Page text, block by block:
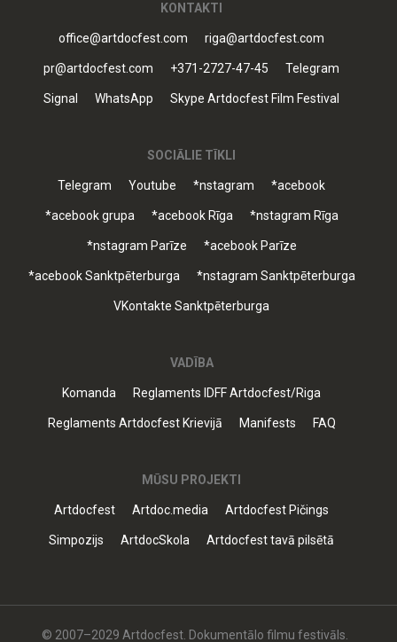
KONTAKTI
office@artdocfest.com riga@artdocfest.com
pr@artdocfest.com +371-2727-47-45 Telegram
Signal WhatsApp Skype Artdocfest Film Festival
SOCIĀLIE TĪKLI
Telegram Youtube *nstagram *acebook
*acebook grupa *acebook Rīga *nstagram Rīga
*nstagram Parīze *acebook Parīze
*acebook Sanktpēterburga *nstagram Sanktpēterburga
VKontakte Sanktpēterburga
VADĪBA
Komanda Reglaments IDFF Artdocfest/Riga
Reglaments Artdocfest Krievijā Manifests FAQ
MŪSU PROJEKTI
Artdocfest Artdoc.media Artdocfest Pičings
Simpozijs ArtdocSkola Artdocfest tavā pilsētā
© 2007–2029 Artdocfest. Dokumentālo filmu festivāls.